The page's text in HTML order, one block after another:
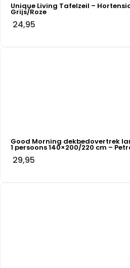
Unique Living Tafelzeil –
Grijs/Roze
24,95
Good Morning dekbedovertrek
1 persoons 140×200/220 cm –
29,95